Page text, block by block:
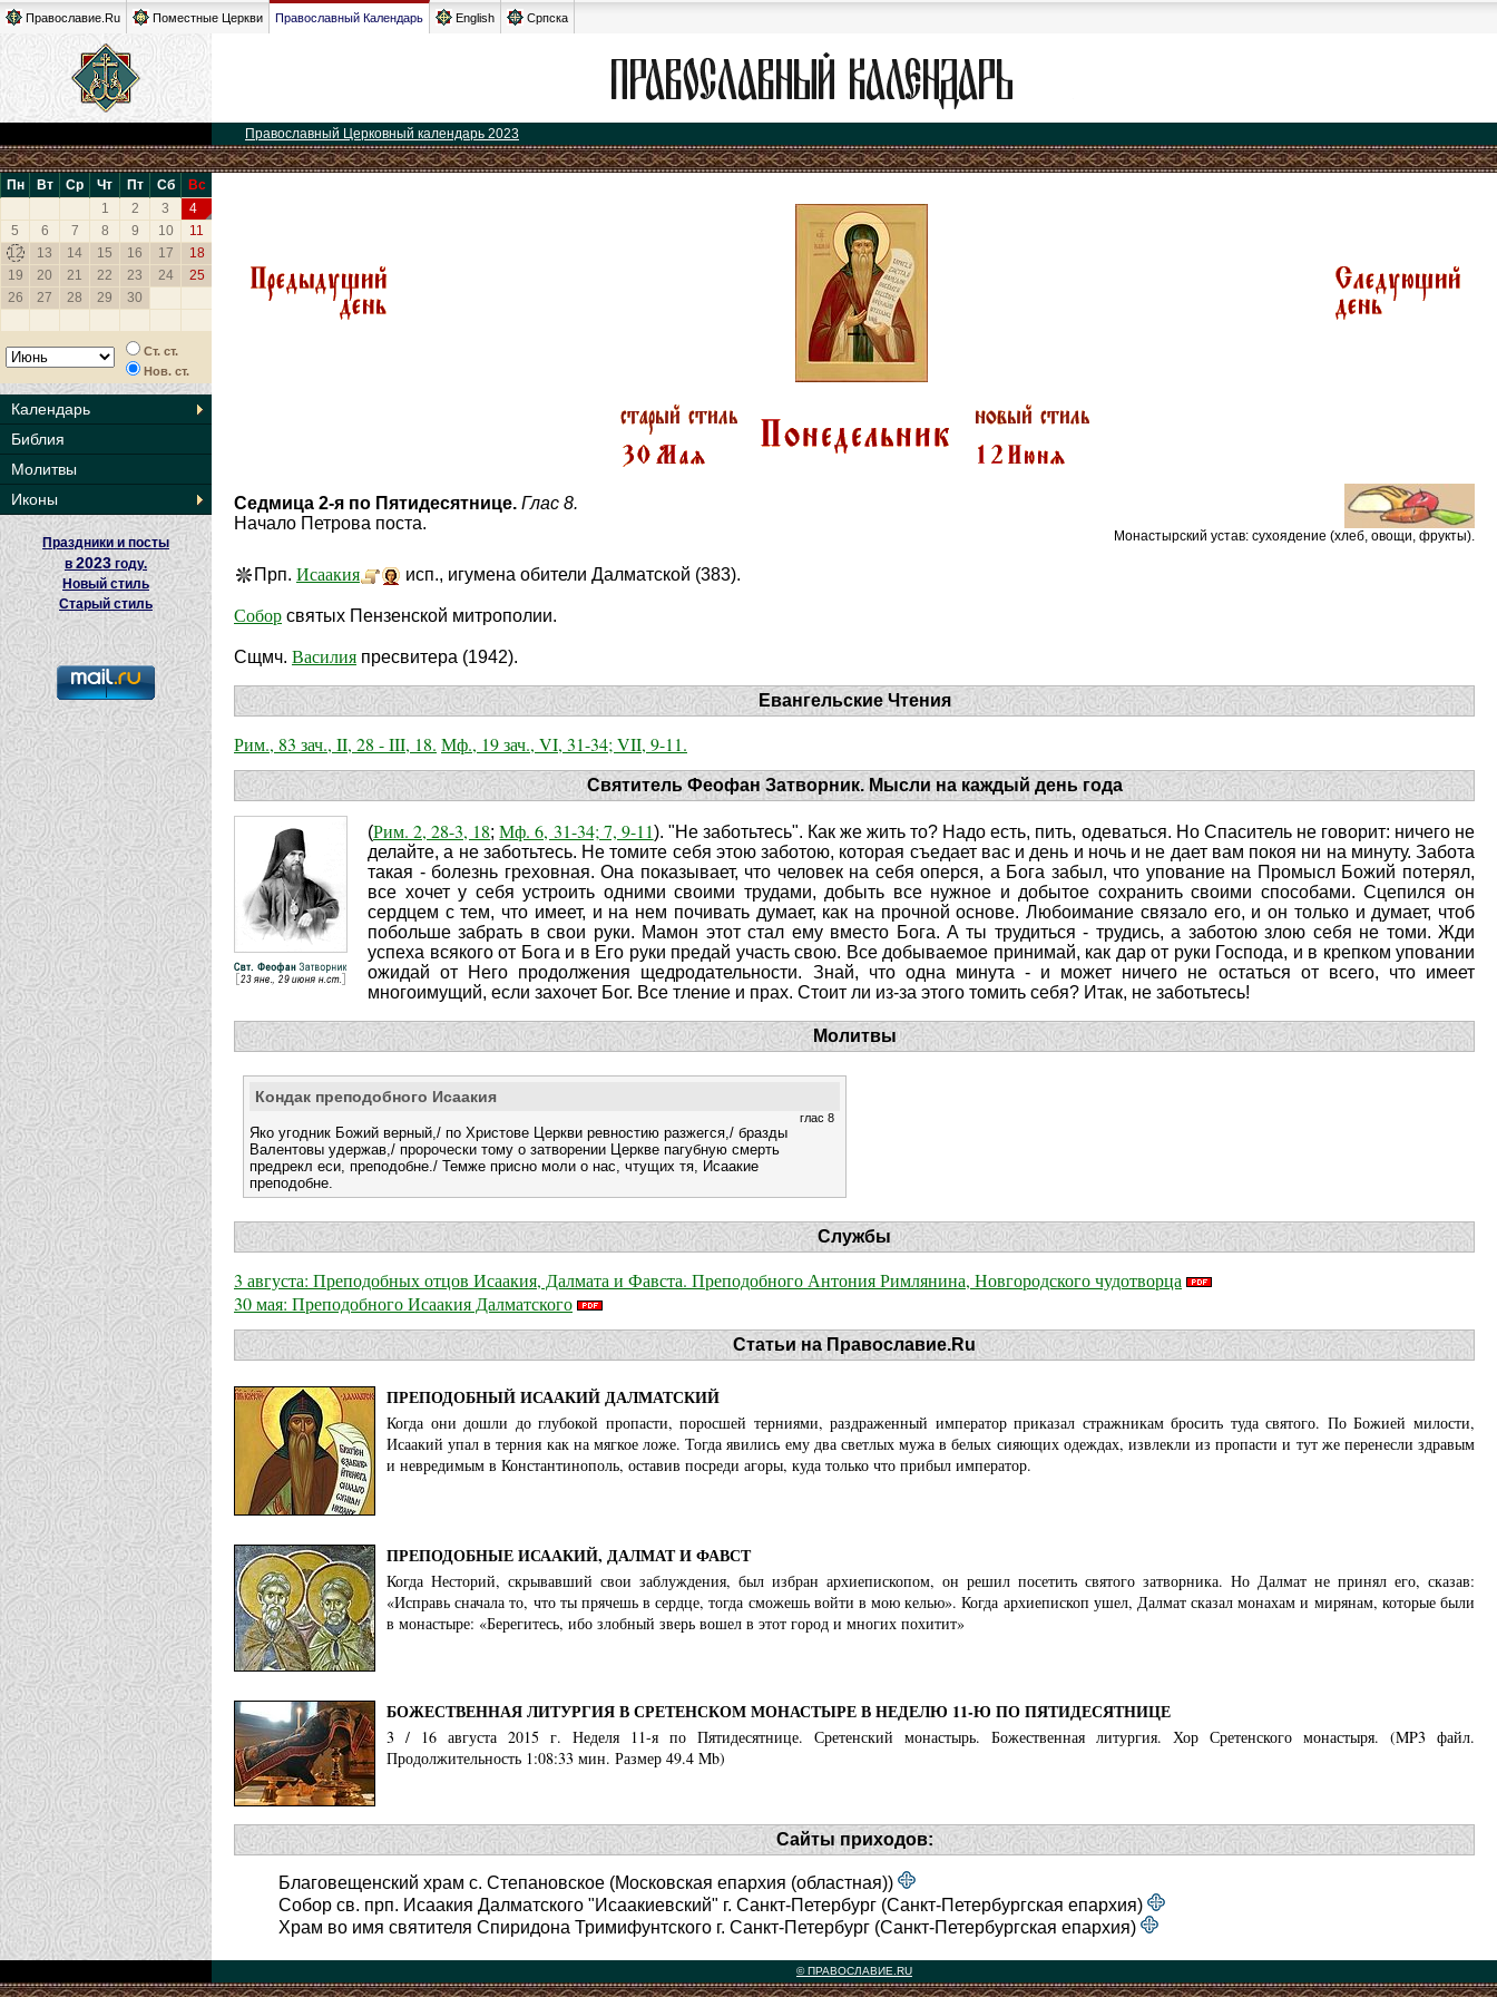
Православие.Ru Поместные Церкви Православный Календарь English Српска
Православный Церковный календарь 2023
Пн Вт Ср Чт Пт Сб
Вс
1
2 3
4
5
6 7 8 9 10
11
12
13 14 15 16 17
18
19
20 21 22 23 24
25
26
27 28 29 30
Ст. ст.
Нов. ст.
Календарь
Библия
Молитвы
Иконы
Праздники и посты
в2023 году.
Новый стиль
Старый стиль
Седмица 2-я по Пятидесятнице. Глас 8.
Начало Петрова поста.
Монастырский устав: cухоядение (хлеб, овощи, фрукты).
Прп. Исаакия исп., игумена обители Далматской (383).
Собор святых Пензенской митрополии.
Сщмч. Василия пресвитера (1942).
Евангельские Чтения
Рим., 83 зач., II, 28 - III, 18. Мф., 19 зач., VI, 31-34; VII, 9-11.
Святитель Феофан Затворник. Мысли на каждый день года
(Рим. 2, 28-3, 18;Мф. 6, 31-34; 7, 9-11). "Не заботьтесь". Как же жить то? Надо есть, пить, одеваться. Но Спаситель не говорит: ничего не
делайте, а не заботьтесь. Не томите себя этою заботою, которая съедает вас и день и ночь и не дает вам покоя ни на минуту. Забота
такая - болезнь греховная. Она показывает, что человек на себя оперся, а Бога забыл, что упование на Промысл Божий потерял,
все хочет у себя устроить одними своими трудами, добыть все нужное и добытое сохранить своими способами. Сцепился он
сердцем с тем, что имеет, и на нем почивать думает, как на прочной основе. Любоимание связало его, и он только и думает, чтоб
побольше забрать в свои руки. Мамон этот стал ему вместо Бога. А ты трудиться - трудись, а заботою злою себя не томи. Жди
успеха всякого от Бога и в Его руки предай участь свою. Все добываемое принимай, как дар от руки Господа, и в крепком уповании
ожидай от Него продолжения щедродательности. Знай, что одна минута - и может ничего не остаться от всего, что имеет
многоимущий, если захочет Бог. Все тление и прах. Стоит ли из-за этого томить себя? Итак, не заботьтесь!
Молитвы
Кондак преподобного Исаакия
глас 8
Яко угодник Божий верный,/ по Христове Церкви ревностию разжегся,/ бразды
Валентовы удержав,/ пророчески тому о затворении Церкве пагубную смерть
предрекл еси, преподобне./ Темже присно моли о нас, чтущих тя, Исаакие
преподобне.
Службы
3 августа: Преподобных отцов Исаакия, Далмата и Фавста. Преподобного Антония Римлянина, Новгородского чудотворца
30 мая: Преподобного Исаакия Далматского
Статьи на Православие.Ru
ПРЕПОДОБНЫЙ ИСААКИЙ ДАЛМАТСКИЙ
Когда они дошли до глубокой пропасти, поросшей терниями, раздраженный император приказал стражникам бросить туда святого. По Божией милости,
Исаакий упал в терния как на мягкое ложе. Тогда явились ему два светлых мужа в белых сияющих одеждах, извлекли из пропасти и тут же перенесли здравым
и невредимым в Константинополь, оставив посреди агоры, куда только что прибыл император.
ПРЕПОДОБНЫЕ ИСААКИЙ, ДАЛМАТ И ФАВСТ
Когда Несторий, скрывавший свои заблуждения, был избран архиепископом, он решил посетить святого затворника. Но Далмат не принял его, сказав:
«Исправь сначала то, что ты прячешь в сердце, тогда сможешь войти в мою келью». Когда архиепископ ушел, Далмат сказал монахам и мирянам, которые были
в монастыре: «Берегитесь, ибо злобный зверь вошел в этот город и многих похитит»
БОЖЕСТВЕННАЯ ЛИТУРГИЯ В СРЕТЕНСКОМ МОНАСТЫРЕ В НЕДЕЛЮ 11-Ю ПО ПЯТИДЕСЯТНИЦЕ
3 / 16 августа 2015 г. Неделя 11-я по Пятидесятнице. Сретенский монастырь. Божественная литургия. Хор Сретенского монастыря. (MP3 файл.
Продолжительность 1:08:33 мин. Размер 49.4 Mb)
Сайты приходов:
Благовещенский храм с. Степановское (Московская епархия (областная))
Собор св. прп. Исаакия Далматского "Исаакиевский" г. Санкт-Петербург (Санкт-Петербургская епархия)
Храм во имя святителя Спиридона Тримифунтского г. Санкт-Петербург (Санкт-Петербургская епархия)
© ПРАВОСЛАВИЕ.RU